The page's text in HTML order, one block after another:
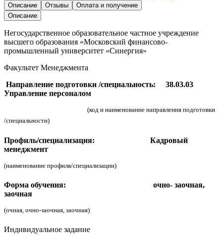
Описание Отзывы
Оплата и получение
Описание
Негосударственное образовательное частное учреждение
высшего образования «Московский финансово-
промышленный университет «Синергия»
Факультет Менеджмента
Направление подготовки /специальность:
38.03.03
Управление персоналом
(код и наименование направления подготовки
/специальности)
Профиль/специализация:
Кадровый
менеджмент
(наименование профиля/специализации)
Форма обучения:
очно- заочная,
заочная
(очная, очно-заочная, заочная)
Индивидуальное задание